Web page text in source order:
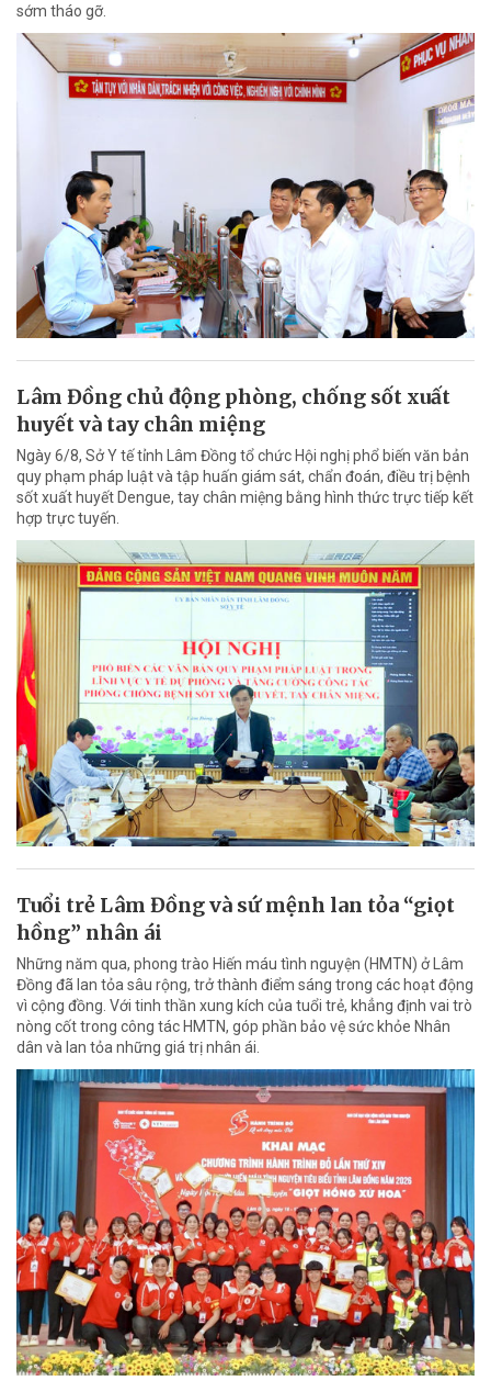
sớm tháo gỡ.
Lâm Đồng chủ động phòng, chống sốt xuất
huyết và tay chân miệng
Ngày 6/8, Sở Y tế tỉnh Lâm Đồng tổ chức Hội nghị phổ biến văn bản
quy phạm pháp luật và tập huấn giám sát, chẩn đoán, điều trị bệnh
sốt xuất huyết Dengue, tay chân miệng bằng hình thức trực tiếp kết
hợp trực tuyến.
Tuổi trẻ Lâm Đồng và sứ mệnh lan tỏa “giọt
hồng” nhân ái
Những năm qua, phong trào Hiến máu tình nguyện (HMTN) ở Lâm
Đồng đã lan tỏa sâu rộng, trở thành điểm sáng trong các hoạt động
vì cộng đồng. Với tinh thần xung kích của tuổi trẻ, khẳng định vai trò
nòng cốt trong công tác HMTN, góp phần bảo vệ sức khỏe Nhân
dân và lan tỏa những giá trị nhân ái.